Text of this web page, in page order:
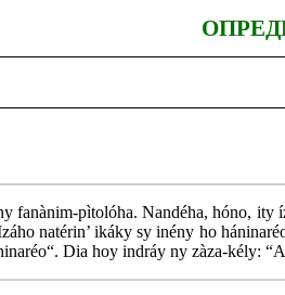
fanànim-pìtolóha. Nandéha, hóno, ity
natérin’ ikáky sy inény ho
Dia hoy indráy ny zàza-kély: